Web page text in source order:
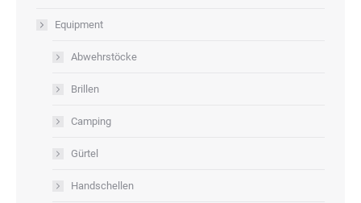
Equipment
Abwehrstöcke
Brillen
Camping
Gürtel
Handschellen